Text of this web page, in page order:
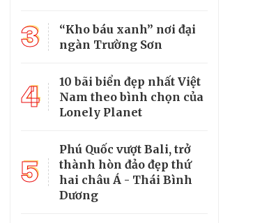
3
“Kho báu xanh” nơi đại
ngàn Trường Sơn
4
10 bãi biển đẹp nhất Việt
Nam theo bình chọn của
Lonely Planet
5
Phú Quốc vượt Bali, trở
thành hòn đảo đẹp thứ
hai châu Á - Thái Bình
Dương